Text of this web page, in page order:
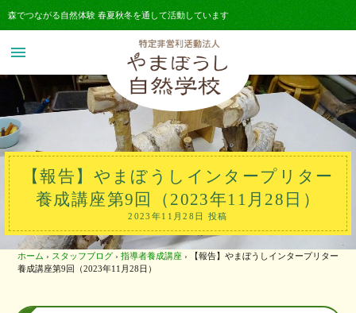
森でつながる自然体験 春夏秋冬を通して活動しています
menu
【報告】やまぼうしインタープリター
養成講座第9回（2023年11月28日）
2023年11月28日 投稿
ホーム › スタッフブログ › 指導者養成講座 › 【報告】やまぼうしインタープリター
養成講座第9回（2023年11月28日）